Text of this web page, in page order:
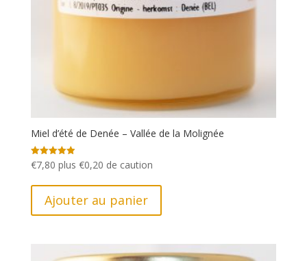
Miel d’été de Denée – Vallée de la Molignée
Note
4.95
€7,80 plus €0,20 de caution
Ajouter au panier